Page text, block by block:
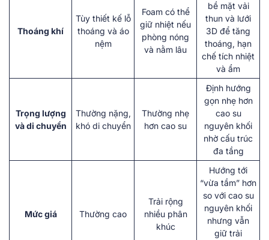
Thoáng khí
Tùy thiết kế lỗ
thoáng và áo
nệm
Foam có thể
giữ nhiệt nếu
phòng nóng
và nằm lâu
bề mặt vải
thun và lưới
3D để tăng
thoáng, hạn
chế tích nhiệt
và ẩm
Trọng lượng
và di chuyển
Thường nặng,
khó di chuyển
Thường nhẹ
hơn cao su
Định hướng
gọn nhẹ hơn
cao su
nguyên khối
nhờ cấu trúc
đa tầng
Mức giá Thường cao
Trải rộng
nhiều phân
khúc
Hướng tới
“vừa tầm” hơn
so với cao su
nguyên khối
nhưng vẫn
giữ trải